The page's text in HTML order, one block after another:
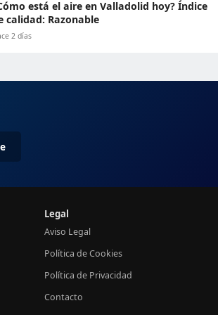
está el aire en Valladolid hoy? Índice
calidad: Razonable
2 días
Legal
Aviso Legal
Política de Cookies
Política de Privacidad
Contacto